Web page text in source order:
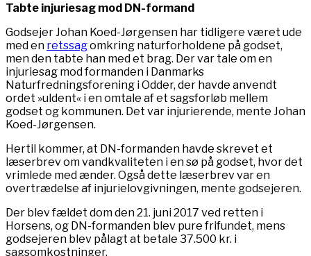
Tabte injuriesag mod DN-formand
Godsejer Johan Koed-Jørgensen har tidligere været ude
med en retssagomkring naturforholdene på godset,
men den tabte han med et brag. Der var tale om en
injuriesag mod formanden i Danmarks
Naturfredningsforening i Odder, der havde anvendt
ordet »uldent« i en omtale af et sagsforløb mellem
godset og kommunen. Det var injurierende, mente Johan
Koed-Jørgensen.
Hertil kommer, at DN-formanden havde skrevet et
læserbrev om vandkvaliteten i en sø på godset, hvor det
vrimlede med ænder. Også dette læserbrev var en
overtrædelse af injurielovgivningen, mente godsejeren.
Der blev fældet dom den 21. juni 2017 ved retten i
Horsens, og DN-formanden blev pure frifundet, mens
godsejeren blev pålagt at betale 37.500 kr. i
sagsomkostninger.